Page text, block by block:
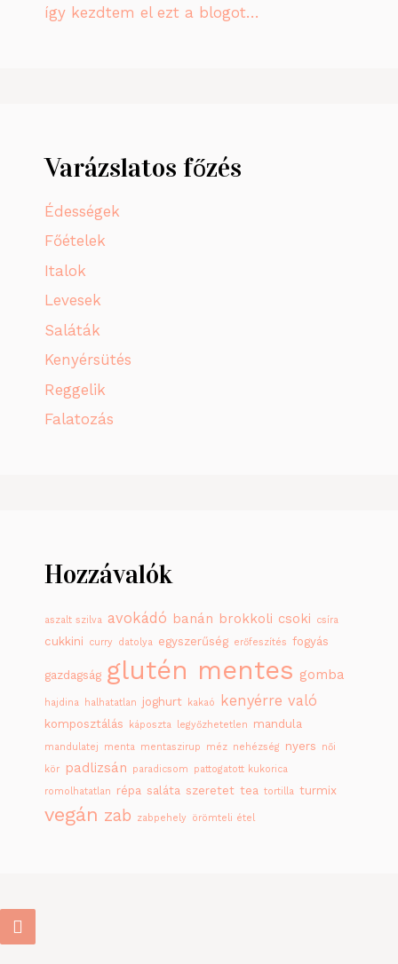
így kezdtem el ezt a blogot…
Varázslatos főzés
Édességek
Főételek
Italok
Levesek
Saláták
Kenyérsütés
Reggelik
Falatozás
Hozzávalók
aszalt szilva avokádó banán brokkoli csoki csíra
cukkini curry datolya egyszerűség erőfeszítés fogyás
gazdagság glutén mentes gomba
hajdina halhatatlan joghurt kakaó kenyérre való
komposztálás káposzta legyőzhetetlen mandula
mandulatej menta mentaszirup méz nehézség nyers
női
kör
padlizsán paradicsom
pattogatott kukorica
romolhatatlan
répa saláta szeretet tea tortilla turmix
vegán zab zabpehely örömteli étel